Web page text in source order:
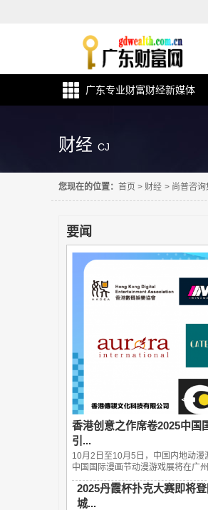
广东专业财富财经新媒体
财经 CJ
您现在的位置： 首页 > 财经 > 尚普咨
要闻
香港创意之作席卷2025中国
引...
10月2日至10月5日，中国内地动
中国国际漫画节动漫游戏展将在广州
2025丹霞杯扑克大赛即将
城...